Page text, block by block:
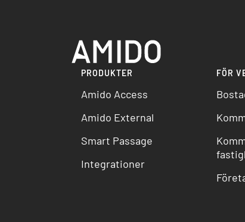
PRODUKTER
Amido Access
Amido External
Smart Passage
Integrationer
FÖR